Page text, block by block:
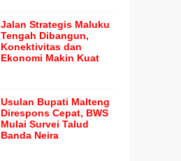
Jalan Strategis Maluku
Tengah Dibangun,
Konektivitas dan
Ekonomi Makin Kuat
Usulan Bupati Malteng
Direspons Cepat, BWS
Mulai Survei Talud
Banda Neira